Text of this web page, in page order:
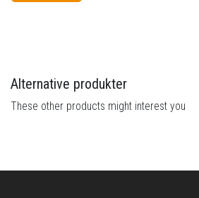
Alternative produkter
These other products might interest you